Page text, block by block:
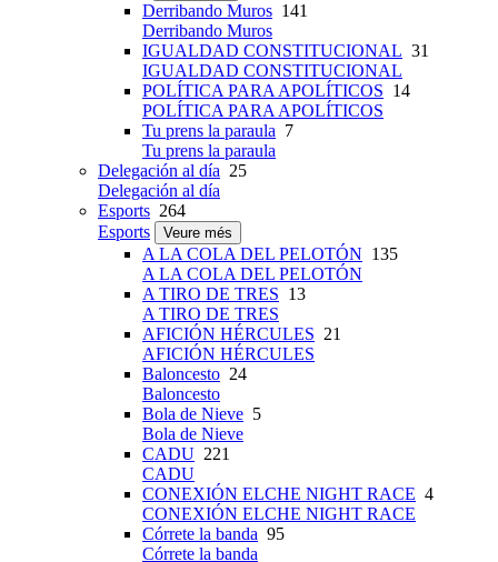
Derribando Muros 141
Derribando Muros
IGUALDAD CONSTITUCIONAL 31
IGUALDAD CONSTITUCIONAL
POLÍTICA PARA APOLÍTICOS 14
POLÍTICA PARA APOLÍTICOS
Tu prens la paraula 7
Tu prens la paraula
Delegación al día 25
Delegación al día
Esports 264
Esports
Veure més
A LA COLA DEL PELOTÓN 135
A LA COLA DEL PELOTÓN
A TIRO DE TRES 13
A TIRO DE TRES
AFICIÓN HÉRCULES 21
AFICIÓN HÉRCULES
Baloncesto 24
Baloncesto
Bola de Nieve 5
Bola de Nieve
CADU 221
CADU
CONEXIÓN ELCHE NIGHT RACE 4
CONEXIÓN ELCHE NIGHT RACE
Córrete la banda 95
Córrete la banda